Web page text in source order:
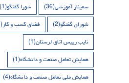
سمینار آموزشی(36) شورا گفتگو(1)
شورای گفتگو(2) فضای کسب و کار(1)
نایب رییس اتاق لرستان(1)
همایش تعامل صنعت و دانشگاه(1)
همایش ملی تعامل صنعت و دانشگاه(4)